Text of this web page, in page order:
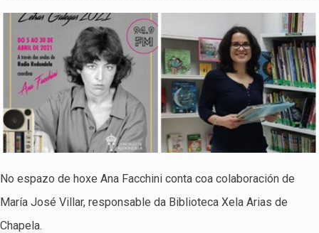
No espazo de hoxe Ana Facchini conta coa colaboración de
María José Villar, responsable da Biblioteca Xela Arias de
Chapela.